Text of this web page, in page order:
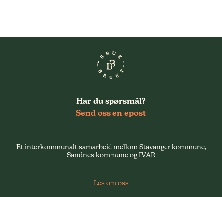
Har du spørsmål?
Send oss en epost
Et interkommunalt samarbeid mellom Stavanger kommune,
Sandnes kommune og IVAR
Les om oss